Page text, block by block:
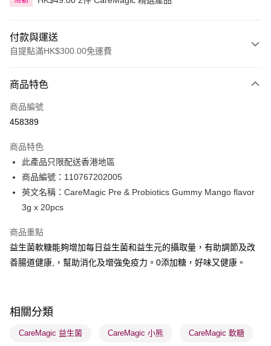
付款與運送
自提點滿HK$300.00免運費
信用卡
Apple Pay
PayMe
WeChat Pay
BoC Pay
送貨方式
順豐自助櫃 - 確認發貨後1-3個工作天送達
每筆HK$65.00，滿HK$300.00或以上免運費
每筆HK$65.00，滿HK$300.00或以上免運費
確認發貨後1-3 工作天送達，訂單將隨機分配至SF順豐速運或京東
商品特色
商品編號
458389
商品特色
此產品只限配送香港地區
商品編號：110767202005
英文名稱：CareMagic Pre & Probiotics Gummy Mango flavor
3g x 20pcs
商品重點
益生菌軟糖能夠增加每日益生菌和益生元的攝取量，有助調節及改
善腸道健康,，幫助消化及增強免疫力。0添加糖，好味又健康。
相關分類
CareMagic 益生菌 CareMagic 小熊 CareMagic 軟糖